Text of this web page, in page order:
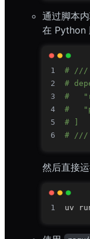
通过脚本
在 Python
# ///
#
#
#
# ]
# ///
然后直接运